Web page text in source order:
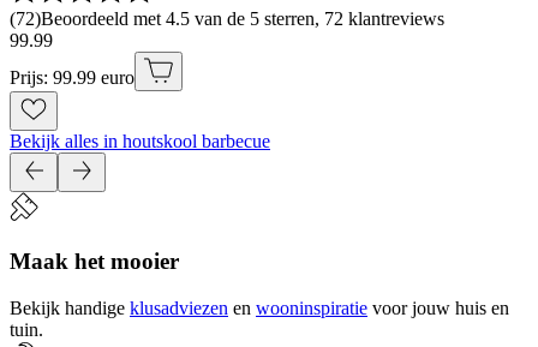
(72)Beoordeeld met 4.5 van de 5 sterren, 72 klantreviews
99.99
Prijs: 99.99 euro
Bekijk alles in houtskool barbecue
Maak het mooier
Bekijk handige klusadviezen en wooninspiratie voor jouw huis en
tuin.